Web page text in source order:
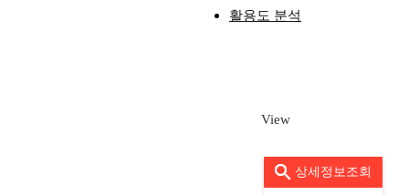
활용도 분석
View
상세정보조회